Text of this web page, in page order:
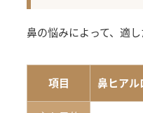
鼻の悩みによって、適
項目 鼻ヒア